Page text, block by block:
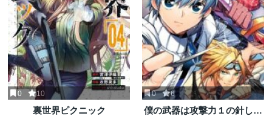
0 10
裏世界ピクニック
0 6
僕の武器は攻撃力１の針しか